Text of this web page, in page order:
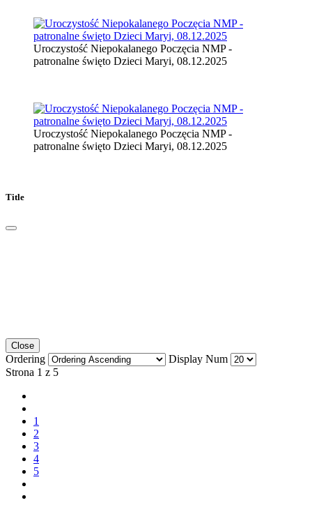
Uroczystość Niepokalanego Poczęcia NMP -
patronalne święto Dzieci Maryi, 08.12.2025
Uroczystość Niepokalanego Poczęcia NMP -
patronalne święto Dzieci Maryi, 08.12.2025
Title
Close
Ordering
Display Num
Strona 1 z 5
1
2
3
4
5